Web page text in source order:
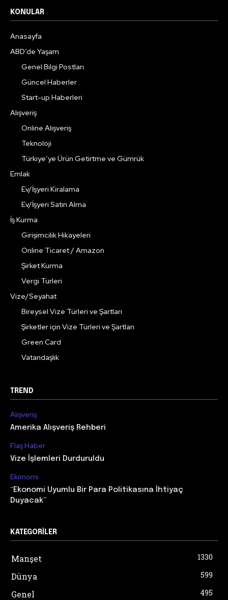
KONULAR
Anasayfa
ABD’de Yaşam
Genel Bilgi Postları
Güncel Haberler
Start-up Haberleri
Alışveriş
Online Alışveriş
Teknoloji
Türkiye’ye Ürün Getirtme ve Gümrük
Emlak
Ev/İşyeri Kiralama
Ev/İşyeri Satın Alma
İş Kurma
Girişimcilik Hikayeleri
Online Ticaret / Amazon
Şirket Kurma
Vergi Türleri
Vize/Seyahat
Bireysel Vize Türleri ve Şartları
Şirketler için Vize Türleri ve Şartları
Green Card
Vatandaşlık
TREND
Alışveriş
Amerika Alışveriş Rehberi
Flaş Haber
Vize İşlemleri Durduruldu
Ekonomi
“Ekonomi Uyumlu Bir Para Politikasına İhtiyaç
Duyacak”
KATEGORILER
Manşet 1330
Dünya 599
Genel 495